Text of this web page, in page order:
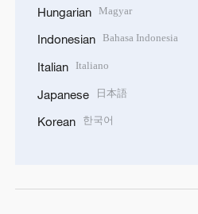
Hungarian Magyar
Indonesian Bahasa Indonesia
Italian Italiano
Japanese 日本語
Korean 한국어